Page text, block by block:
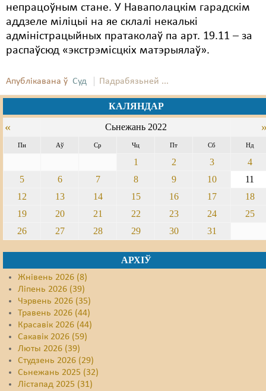
непрацоўным стане. У Наваполацкім гарадскім
аддзеле міліцыі на яе склалі некалькі
адміністрацыйных пратаколаў па арт. 19.11 – за
распаўсюд «экстрэмісцкіх матэрыялаў».
Апублікавана ў Суд Падрабязьней ...
КАЛЯНДАР
« Сьнежань 2022
Пн Аў Ср Чц Пт Сб Нд
1 2 3
4
5
6 7 8 9 10
11
12
13 14 15 16 17
18
19
20 21 22 23 24
25
26
27 28 29 30 31
АРХІЎ
Жнівень 2026 (8)
Ліпень 2026 (39)
Чэрвень 2026 (35)
Травень 2026 (44)
Красавік 2026 (44)
Сакавік 2026 (59)
Люты 2026 (39)
Студзень 2026 (29)
Сьнежань 2025 (32)
Лістапад 2025 (31)